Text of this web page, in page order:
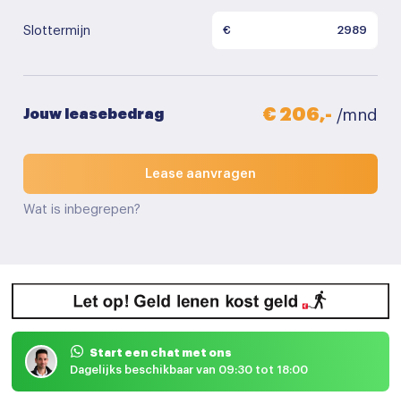
Slottermijn €
Jouw leasebedrag € 206,- /mnd
Lease aanvragen
Wat is inbegrepen?
Start een chat met ons
Dagelijks beschikbaar van 09:30 tot 18:00